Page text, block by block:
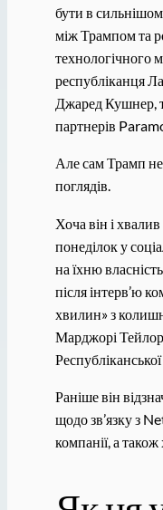
бути в
між Трампом та
технологічного
республіканця
Джаред Кушнер,
партнерів
Але сам Трамп
поглядів.
Хоча він і
понеділок у
на їхню
після інтерв’ю
хвилин» з
Марджорі
Республіканської
Раніше він
щодо зв’язку з
компанії, а